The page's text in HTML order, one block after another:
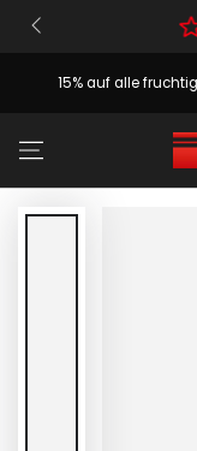
15% auf alle